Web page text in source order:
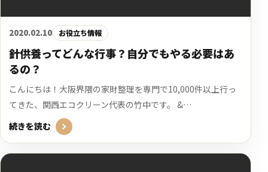
2020.02.10 お役立ち情報
針供養ってどんな行事？自分でもやる必要はあ
るの？
こんにちは！大阪界隈の家財整理を専門で10,000件以上行っ
てきた、関西エコクリーン代表の竹中です。 &…
続きを読む